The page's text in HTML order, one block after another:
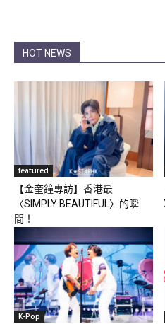
HOT NEWS
featured
【金奎鐘專訪】香港最
〈SIMPLY BEAUTIFUL〉的瞬
間！
K-Pop